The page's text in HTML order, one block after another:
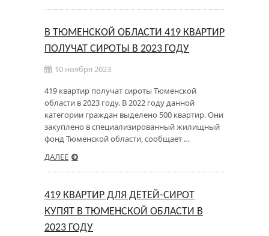
В ТЮМЕНСКОЙ ОБЛАСТИ 419 КВАРТИР
ПОЛУЧАТ СИРОТЫ В 2023 ГОДУ
10 ноября 2023
419 квартир получат сироты Тюменской
области в 2023 году. В 2022 году данной
категории граждан выделено 500 квартир. Они
закуплено в специализированный жилищный
фонд Тюменской области, сообщает …
ДАЛЕЕ
419 КВАРТИР ДЛЯ ДЕТЕЙ-СИРОТ
КУПЯТ В ТЮМЕНСКОЙ ОБЛАСТИ В
2023 ГОДУ